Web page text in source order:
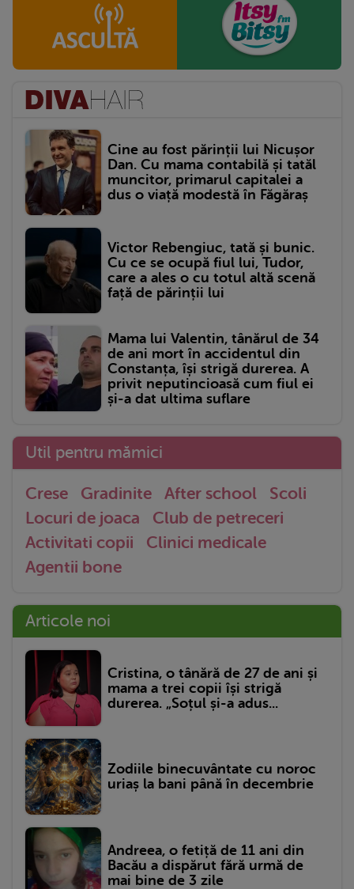
Cine au fost părinții lui Nicușor
Dan. Cu mama contabilă și tatăl
muncitor, primarul capitalei a
dus o viață modestă în Făgăraș
Victor Rebengiuc, tată și bunic.
Cu ce se ocupă fiul lui, Tudor,
care a ales o cu totul altă scenă
față de părinții lui
Mama lui Valentin, tânărul de 34
de ani mort în accidentul din
Constanța, își strigă durerea. A
privit neputincioasă cum fiul ei
și-a dat ultima suflare
Util pentru mămici
Crese Gradinite After school
Scoli
Locuri de joaca
Club de petreceri
Activitati copii
Clinici medicale
Agentii bone
Articole noi
Cristina, o tânără de 27 de ani și
mama a trei copii își strigă
durerea. „Soțul și-a adus...
Zodiile binecuvântate cu noroc
uriaș la bani până în decembrie
Andreea, o fetiță de 11 ani din
Bacău a dispărut fără urmă de
mai bine de 3 zile